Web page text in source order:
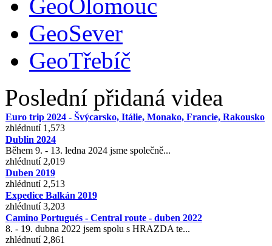
GeoOlomouc
GeoSever
GeoTřebíč
Poslední přidaná videa
Euro trip 2024 - Švýcarsko, Itálie, Monako, Francie, Rakousko
zhlédnutí 1,573
Dublin 2024
Během 9. - 13. ledna 2024 jsme společně...
zhlédnutí 2,019
Duben 2019
zhlédnutí 2,513
Expedice Balkán 2019
zhlédnutí 3,203
Camino Portugués - Central route - duben 2022
8. - 19. dubna 2022 jsem spolu s HRAZDA te...
zhlédnutí 2,861